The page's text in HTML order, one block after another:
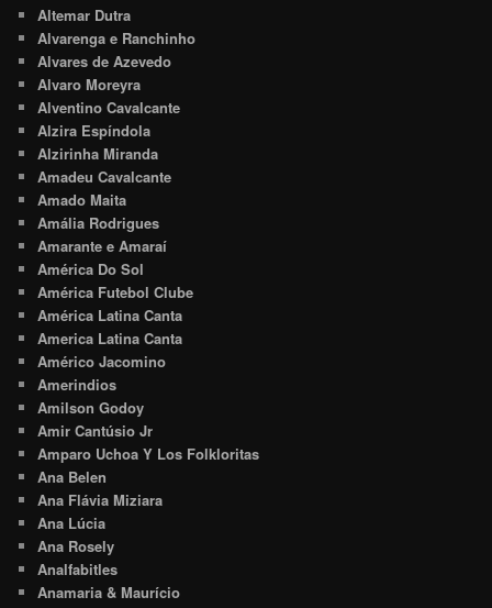
Altemar Dutra
Alvarenga e Ranchinho
Alvares de Azevedo
Alvaro Moreyra
Alventino Cavalcante
Alzira Espíndola
Alzirinha Miranda
Amadeu Cavalcante
Amado Maita
Amália Rodrigues
Amarante e Amaraí
América Do Sol
América Futebol Clube
América Latina Canta
America Latina Canta
Américo Jacomino
Amerindios
Amilson Godoy
Amir Cantúsio Jr
Amparo Uchoa Y Los Folkloritas
Ana Belen
Ana Flávia Miziara
Ana Lúcia
Ana Rosely
Analfabitles
Anamaria & Maurício